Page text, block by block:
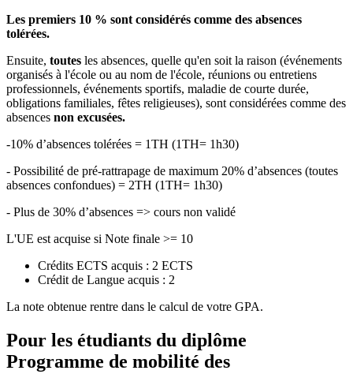
Les premiers 10 % sont considérés comme des absences
tolérées.
Ensuite, toutes les absences, quelle qu'en soit la raison (événements
organisés à l'école ou au nom de l'école, réunions ou entretiens
professionnels, événements sportifs, maladie de courte durée,
obligations familiales, fêtes religieuses), sont considérées comme des
absences non excusées.
-10% d’absences tolérées = 1TH (1TH= 1h30)
- Possibilité de pré-rattrapage de maximum 20% d’absences (toutes
absences confondues) = 2TH (1TH= 1h30)
- Plus de 30% d’absences => cours non validé
L'UE est acquise si Note finale >= 10
Crédits ECTS acquis : 2 ECTS
Crédit de Langue acquis : 2
La note obtenue rentre dans le calcul de votre GPA.
Pour les étudiants du diplôme
Programme de mobilité des